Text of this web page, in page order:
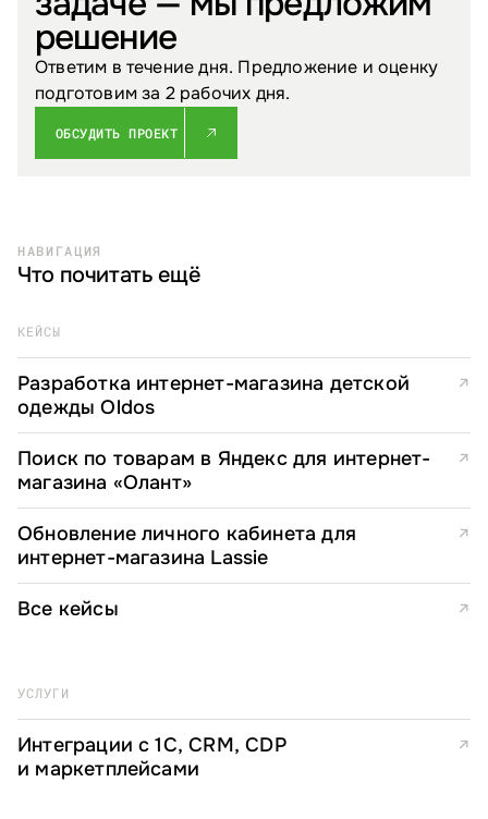
решение
Ответим в течение дня. Предложение и оценку
подготовим за 2 рабочих дня.
ОБСУДИТЬ ПРОЕКТ
НАВИГАЦИЯ
Что почитать ещё
КЕЙСЫ
Разработка интернет-магазина детской
одежды Oldos
↗
Поиск по товарам в Яндекс для интернет-
магазина «Олант»
↗
Обновление личного кабинета для
интернет-магазина Lassie
↗
Все кейсы ↗
УСЛУГИ
Интеграции с 1С, CRM, CDP
и маркетплейсами
↗